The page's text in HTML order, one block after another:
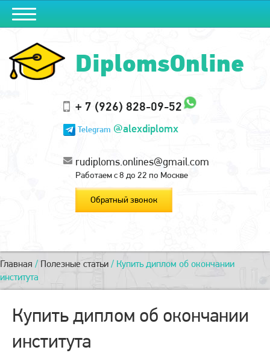
DiplomsOnline
+ 7 (926) 828-09-52
Telegram @alexdiplomx
rudiploms.onlines@gmail.com
Работаем с 8 до 22 по Москве
Обратный звонок
Главная / Полезные статьи / Купить диплом об окончании
института
Купить диплом об окончании
института